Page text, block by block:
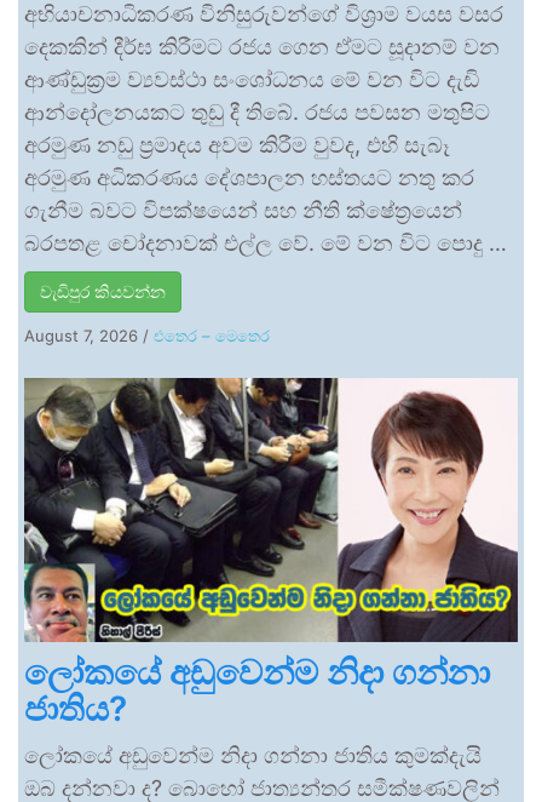
අභියාචනාධිකරණ විනිසුරුවන්ගේ විශ්‍රාම වයස වසර
දෙකකින් දීර්ඝ කිරීමට රජය ගෙන ඒමට සූදානම් වන
ආණ්ඩුක්‍රම ව්‍යවස්ථා සංශෝධනය මේ වන විට දැඩි
ආන්දෝලනයකට තුඩු දී තිබේ. රජය පවසන මතුපිට
අරමුණ නඩු ප්‍රමාදය අවම කිරීම වුවද, එහි සැබෑ
අරමුණ අධිකරණය දේශපාලන හස්තයට නතු කර
ගැනීම බවට විපක්ෂයෙන් සහ නීති ක්ෂේත්‍රයෙන්
බරපතළ චෝදනාවක් එල්ල වේ. මේ වන විට පොදු …
වැඩිපුර කියවන්න
August 7, 2026 / එතෙර – මෙතෙර
ලෝකයේ අඩුවෙන්ම නිදා ගන්නා
ජාතිය?
ලෝකයේ අඩුවෙන්ම නිදා ගන්නා ජාතිය කුමක්දැයි
ඔබ දන්නවා ද? බොහෝ ජාත්‍යන්තර සමීක්ෂණවලින්